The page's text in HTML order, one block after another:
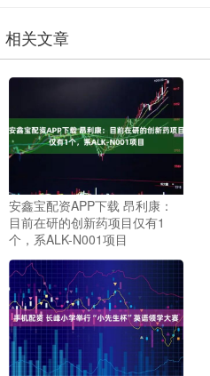
相关文章
安鑫宝配资APP下载 昂利康：
目前在研的创新药项目仅有1
个，系ALK-N001项目